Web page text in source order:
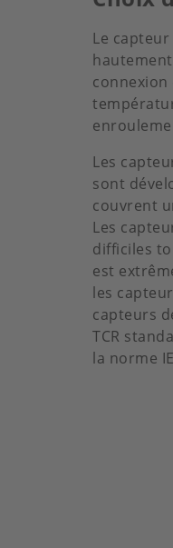
Le
connexion
Les
sont
couvrent
Les
difficiles
est
les
capteurs
TCR
la norme